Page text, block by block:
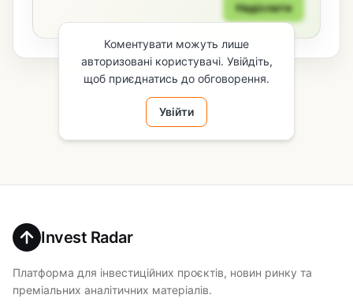
Надіслати
Коментувати можуть лише
авторизовані користувачі. Увійдіть,
щоб приєднатись до обговорення.
Увійти
Invest Radar
Платформа для інвестиційних проєктів, новин ринку та
преміальних аналітичних матеріалів.